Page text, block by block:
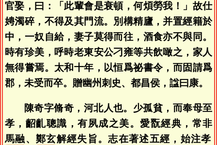
官娶，曰：「此輩會是衰頓，何煩勞我！」故仕
娉濁碎，不得及其門流。別構精廬，并置經籍於
中，一奴自給，妻子莫得而往，酒食亦不與同。
時有珍美，呼時老東安公刁雍等共飲噉之，家人
無得嘗焉。太和十年，以恒爲祕書令，而固請爲
郡，未受而卒。贈幽州刺史、都昌侯，諡曰康。
陳奇字脩奇，河北人也。少孤貧，而奉母至
孝，齠齓聰識，有夙成之美。愛翫經典，常非
馬融、鄭玄解經失旨。志在著述五經，始注孝